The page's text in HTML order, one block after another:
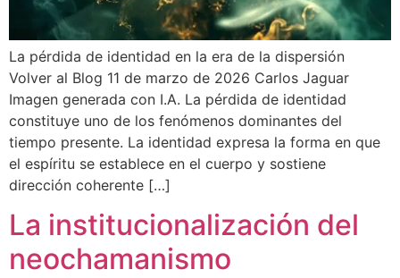
La pérdida de identidad en la era de la dispersión
Volver al Blog 11 de marzo de 2026 Carlos Jaguar
Imagen generada con I.A. La pérdida de identidad
constituye uno de los fenómenos dominantes del
tiempo presente. La identidad expresa la forma en que
el espíritu se establece en el cuerpo y sostiene
dirección coherente […]
La institucionalización del
neochamanismo